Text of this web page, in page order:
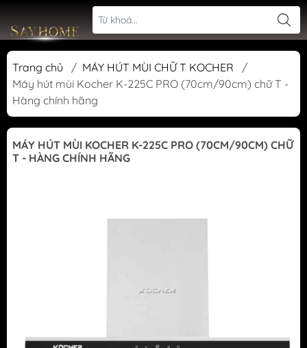
Trang chủ / MÁY HÚT MÙI CHỮ T KOCHER
/
Máy hút mùi Kocher K-225C PRO (70cm/90cm) chữ T -
Hàng chính hãng
MÁY HÚT MÙI KOCHER K-225C PRO (70CM/90CM) CHỮ
T - HÀNG CHÍNH HÃNG